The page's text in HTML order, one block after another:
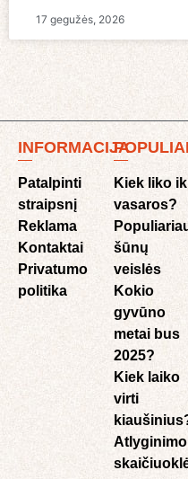
17 gegužės, 2026
INFORMACIJA
Patalpinti
straipsnį
Reklama
Kontaktai
Privatumo
politika
Kiek liko
vasaros?
šūnų
veislės
Kokio
gyvūno
metai bus
2025?
Kiek laiko
virti
Atlyginimo